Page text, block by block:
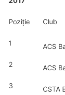
Poziție Club
1 ACS
2 ACS
3 CSTA